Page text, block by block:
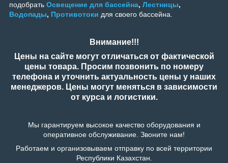
подобрать Освещение для бассейна, Лестницы,
Водопады, Противотоки для своего бассейна.
Внимание!!!
Цены на сайте могут отличаться от фактической
цены товара. Просим позвонить по номеру
телефона и уточнить актуальность цены у наших
менеджеров. Цены могут меняться в зависимости
от курса и логистики.
Мы гарантируем высокое качество оборудования и
оперативное обслуживание. Звоните нам!
Работаем и организовываем отправку по всей территории
Республики Казахстан.